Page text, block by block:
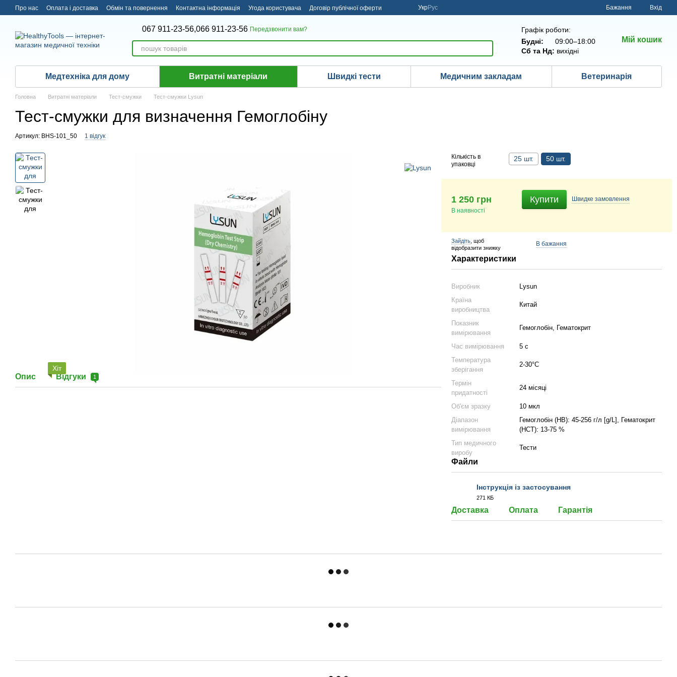
Перейти до основного контенту
Про нас Оплата і доставка Обмін та повернення Контактна інформація Угода користувача Договір публічної оферти УкрРус Бажання Вхід
067 911-23-56,066 911-23-56 Передзвонити вам?
Графік роботи:
Будні:
09:00–18:00
Сб та Нд: вихідні
Мій кошик
Медтехніка для дому Витратні матеріали Швидкі тести Медичним закладам Ветеринарія
Головна Витратні матеріали Тест-смужки Тест-смужки Lysun
Тест-смужки для визначення Гемоглобіну
Артикул: BHS-101_50 1 відгук
Хіт
Опис Відгуки 1
Кількість в
упаковці
25 шт. 50 шт.
1 250 грн
В наявності
Купити Швидке замовлення
Зайдіть , щоб
відобразити знижку
В бажання
Характеристики
Виробник
Lysun
Країна
виробництва
Китай
Показник
вимірювання
Гемоглобін, Гематокрит
Час вимірювання
5 с
Температура
зберігання
2-30°C
Термін
придатності
24 місяці
Об'єм зразку
10 мкл
Діапазон
вимірювання
Гемоглобін (HB): 45-256 г/л [g/L], Гематокрит
(HCT): 13-75 %
Тип медичного
виробу
Тести
Файли
Інструкція із застосування
271 КБ
Доставка Оплата Гарантія